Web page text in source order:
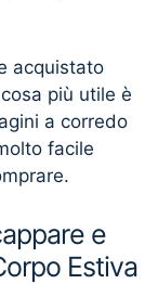
acquistato
più utile è
a corredo
facile
e
Estiva